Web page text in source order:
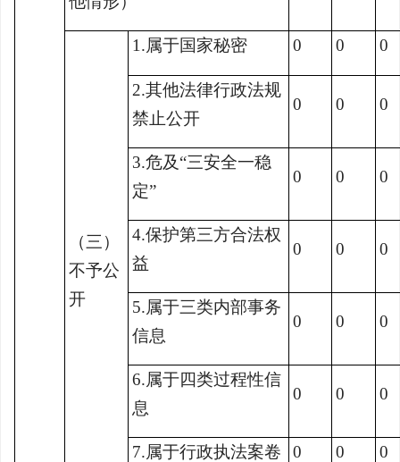
（三）
不予公
开
1.属于国家秘密 0 0 0
2.其他法律行政法规
禁止公开
0 0 0
3.危及“三安全一稳
定”
0 0 0
4.保护第三方合法权
益
0 0 0
5.属于三类内部事务
信息
0 0 0
6.属于四类过程性信
息
0 0 0
7.属于行政执法案卷 0 0 0